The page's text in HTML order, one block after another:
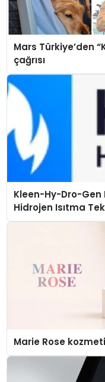
Mars Türkiye’den
çağrısı
Kleen-Hy-Dro-Gen
Hidrojen Isıtma
Düzenleyici
Marie Rose